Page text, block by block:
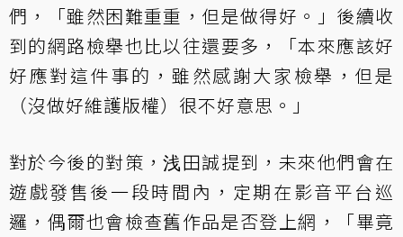
們，「雖然困難重重，但是做得好。」後續收
到的網路檢舉也比以往還要多，「本來應該好
好應對這件事的，雖然感謝大家檢舉，但是
（沒做好維護版權）很不好意思。」
對於今後的對策，浅田誠提到，未來他們會在
遊戲發售後一段時間內，定期在影音平台巡
邏，偶爾也會檢查舊作品是否登上網，「畢竟